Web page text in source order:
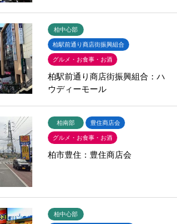
柏中心部
柏駅前通り商店街振興組合
グルメ・お食事・お酒
柏駅前通り商店街振興組合：ハ
ウディーモール
柏南部 豊住商店会
グルメ・お食事・お酒
柏市豊住：豊住商店会
柏中心部